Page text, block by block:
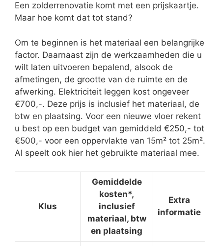
Een zolderrenovatie komt met een prijskaartje.
Maar hoe komt dat tot stand?
Om te beginnen is het materiaal een belangrijke
factor. Daarnaast zijn de werkzaamheden die u
wilt laten uitvoeren bepalend, alsook de
afmetingen, de grootte van de ruimte en de
afwerking. Elektriciteit leggen kost ongeveer
€700,-. Deze prijs is inclusief het materiaal, de
btw en plaatsing. Voor een nieuwe vloer rekent
u best op een budget van gemiddeld €250,- tot
€500,- voor een oppervlakte van 15m² tot 25m².
Al speelt ook hier het gebruikte materiaal mee.
Klus
Gemiddelde
kosten*,
inclusief
materiaal, btw
en plaatsing
Extra
informatie